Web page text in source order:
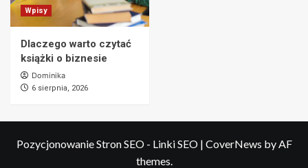
Wpisy
Dlaczego warto czytać
książki o biznesie
Dominika
6 sierpnia, 2026
Pozycjonowanie Stron SEO - Linki SEO | CoverNews by AF
themes.